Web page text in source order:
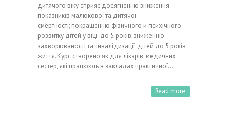
дитячого віку сприяє досягненню зниження
показників малюкової та дитячої
смертності; покращенню фізичного и психічного
розвитку дітей у віці до 5 років; зниженню
захворюваності та інвалідизації дітей до 5 років
життя. Курс створено як для лікарів, медичних
сестер, які працюють в закладах практичної…
Read more